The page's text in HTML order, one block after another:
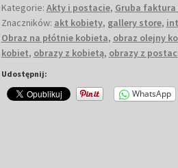
100
x
100
#082
GS
Kategorie: Akty i postacie, Gruba
Znaczników: akt kobiety, gallery store,
Obraz na płótnie kobieta, obraz olejny
kobiet, obrazy z kobietą, obrazy z
Udostępnij:
WhatsApp